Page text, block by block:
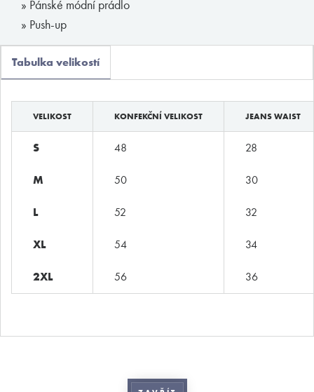
» Pánské módní prádlo
» Push-up
Tabulka velikostí
VELIKOST KONFEKČNÍ VELIKOST JEANS WAIST
S 48 28
M 50 30
L 52 32
XL 54 34
2XL 56 36